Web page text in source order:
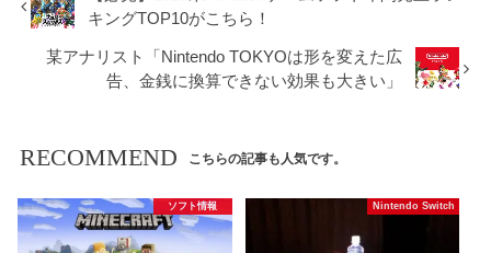
キングTOP10がこちら！
某アナリスト「Nintendo TOKYOは形を変えた広
告、金銭に換算できない効果も大きい」
RECOMMEND こちらの記事も人気です。
ソフト情報 Nintendo Switch